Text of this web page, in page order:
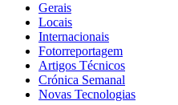
Gerais
Locais
Internacionais
Fotorreportagem
Artigos Técnicos
Crónica Semanal
Novas Tecnologias